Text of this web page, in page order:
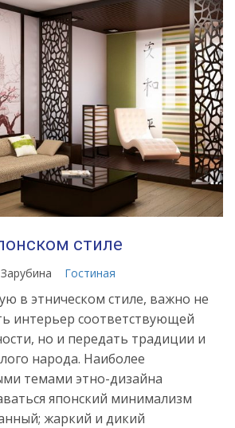
стиле
Гостиная
в этническом стиле, важно не
интерьер соответствующей
но и передать традиции и
народа. Наиболее
темами этно-дизайна
японский минимализм
жаркий и дикий